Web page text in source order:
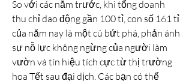
So với các năm trước, khi tổng doanh
thu chỉ dao động gần 100 tỉ, con số 161 tỉ
của năm nay là một cú bứt phá, phản ánh
sự nỗ lực không ngừng của người làm
vườn và tín hiệu tích cực từ thị trường
hoa Tết sau đại dịch. Các bạn có thể